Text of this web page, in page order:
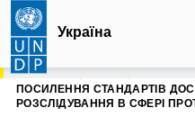
Перейти
основного
вмісту
Україна
ГОЛОВНА
ПОСИЛЕННЯ СТАНДАРТІВ
РОЗСЛІДУВАННЯ В СФЕРІ